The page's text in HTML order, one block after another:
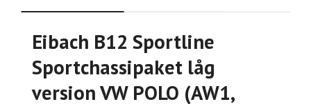
Eibach B12 Sportline
Sportchassipaket låg
version VW POLO (AW1,